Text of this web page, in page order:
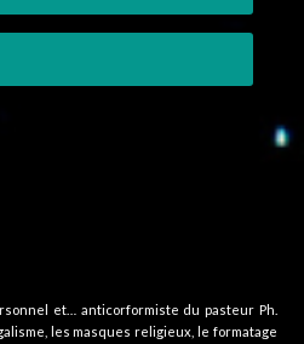
et… anticorformiste du pasteur Ph.
les masques religieux, le formatage